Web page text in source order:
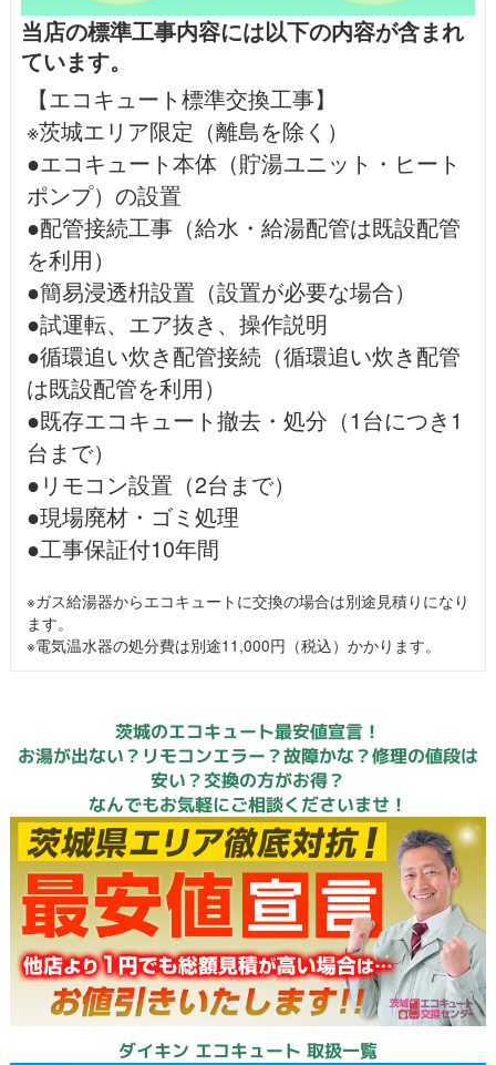
当店の標準工事内容には以下の内容が含まれ
ています。
【エコキュート標準交換工事】
※茨城エリア限定（離島を除く）
●エコキュート本体（貯湯ユニット・ヒート
ポンプ）の設置
●配管接続工事（給水・給湯配管は既設配管
を利用）
●簡易浸透枡設置（設置が必要な場合）
●試運転、エア抜き、操作説明
●循環追い炊き配管接続（循環追い炊き配管
は既設配管を利用）
●既存エコキュート撤去・処分（1台につき1
台まで）
●リモコン設置（2台まで）
●現場廃材・ゴミ処理
●工事保証付10年間
※ガス給湯器からエコキュートに交換の場合は別途見積りになり
ます。
※電気温水器の処分費は別途11,000円（税込）かかります。
茨城のエコキュート最安値宣言！
お湯が出ない？リモコンエラー？故障かな？修理の値段は
安い？交換の方がお得？
なんでもお気軽にご相談くださいませ！
ダイキン エコキュート 取扱一覧